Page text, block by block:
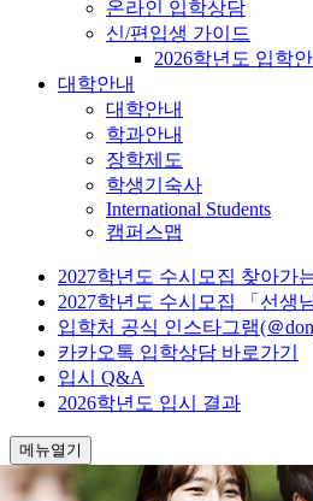
온라인 입학상담
신/편입생 가이드
2026학년도 입학
대학안내
대학안내
학과안내
장학제도
학생기숙사
International Students
캠퍼스맵
2027학년도 수시모집 찾아가
2027학년도 수시모집 「선생
입학처 공식 인스타그램(＠
카카오톡 입학상담 바로가기
입시 Q&A
2026학년도 입시 결과
메뉴열기